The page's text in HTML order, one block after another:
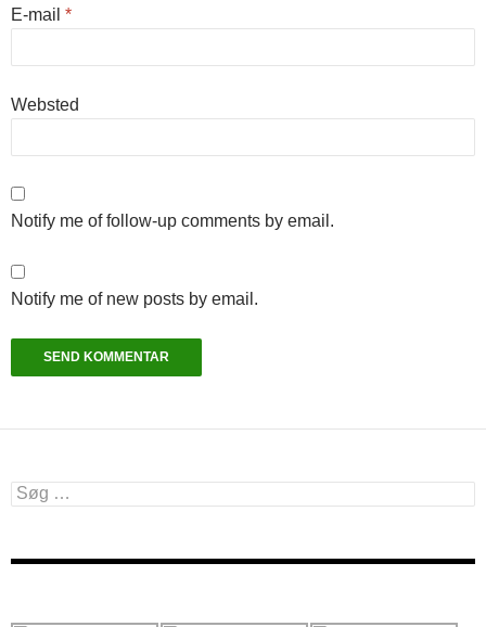
E-mail *
Websted
Notify me of follow-up comments by email.
Notify me of new posts by email.
Søg
efter: